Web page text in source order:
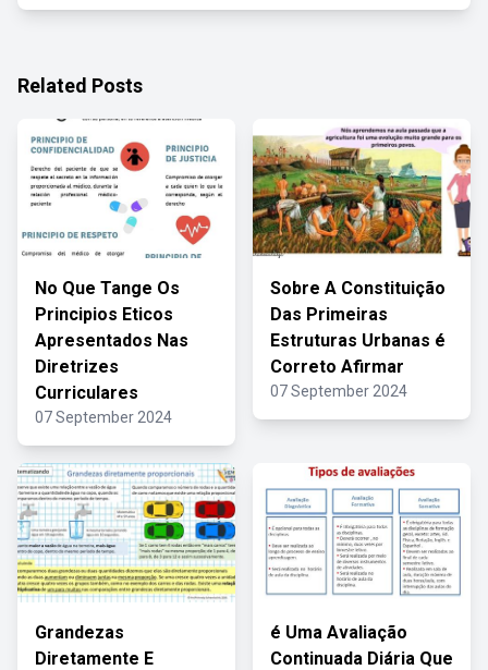
Related Posts
No Que Tange Os
Principios Eticos
Apresentados Nas
Diretrizes
Curriculares
07 September 2024
Sobre A Constituição
Das Primeiras
Estruturas Urbanas é
Correto Afirmar
07 September 2024
Grandezas
Diretamente E
é Uma Avaliação
Continuada Diária Que